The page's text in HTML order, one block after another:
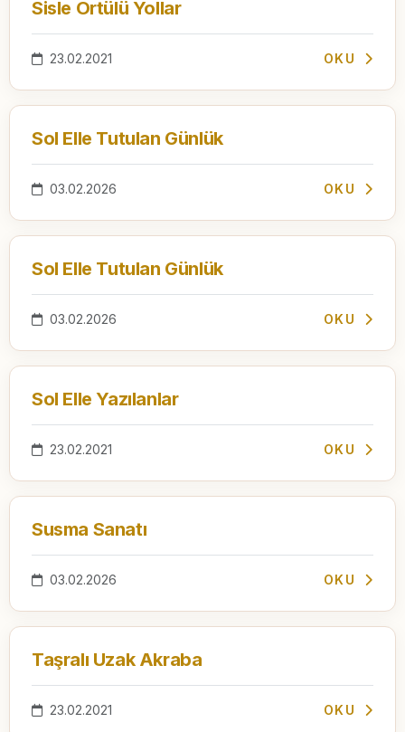
Sisle Örtülü Yollar
23.02.2021 OKU
Sol Elle Tutulan Günlük
03.02.2026 OKU
Sol Elle Tutulan Günlük
03.02.2026 OKU
Sol Elle Yazılanlar
23.02.2021 OKU
Susma Sanatı
03.02.2026 OKU
Taşralı Uzak Akraba
23.02.2021 OKU